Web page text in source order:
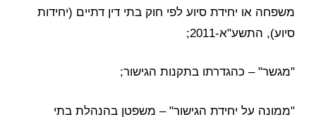
משפחה או יחידת סיוע לפי חוק בתי דין דתיים (יחידות
סיוע), התשע"א-2011;
"מגשר" – כהגדרתו בתקנות הגישור;
"ממונה על יחידת הגישור" – משפטן בהנהלת בתי